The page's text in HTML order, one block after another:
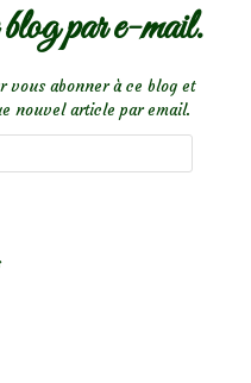
par e-mail.
vous abonner à ce blog et
nouvel article par email.